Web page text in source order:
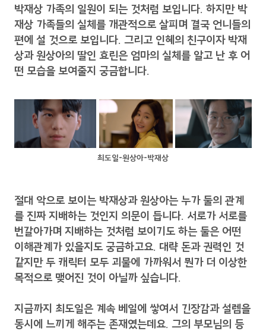
박재상 가족의 일원이 되는 것처럼 보입니다. 하지만 박
재상 가족들의 실체를 개관적으로 살피며 결국 언니들의
편에 설 것으로 보입니다. 그리고 인혜의 친구이자 박재
상과 원상아의 딸인 효린은 엄마의 실체를 알고 난 후 어
떤 모습을 보여줄지 궁금합니다.
최도일-원상아-박재상
절대 악으로 보이는 박재상과 원상아는 누가 둘의 관계
를 진짜 지배하는 것인지 의문이 듭니다. 서로가 서로를
번갈아가며 지배하는 것처럼 보이기도 하는 둘은 어떤
이해관계가 있을지도 궁금하고요. 대략 돈과 권력인 것
같지만 두 캐릭터 모두 괴물에 가까워서 뭔가 더 이상한
목적으로 맺어진 것이 아닐까 싶습니다.
지금까지 최도일은 계속 베일에 쌓여서 긴장감과 설렘을
동시에 느끼게 해주는 존재였는데요. 그의 부모님의 등